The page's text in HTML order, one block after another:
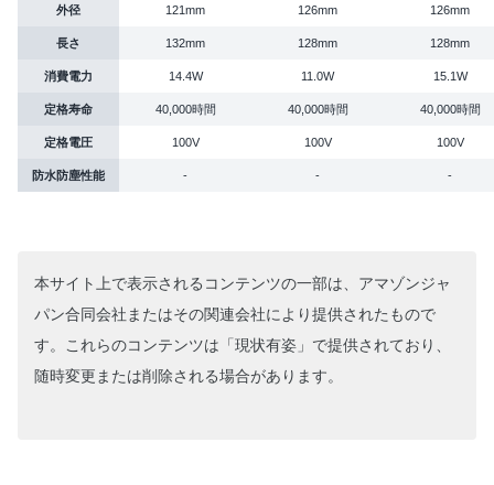
外径 121mm 126mm 126mm
長さ 132mm 128mm 128mm
消費電力 14.4W 11.0W 15.1W
定格寿命 40,000時間 40,000時間 40,000時間
定格電圧 100V 100V 100V
防水防塵性能 - - -
本サイト上で表示されるコンテンツの一部は、アマゾンジャ
パン合同会社またはその関連会社により提供されたもので
す。これらのコンテンツは「現状有姿」で提供されており、
随時変更または削除される場合があります。